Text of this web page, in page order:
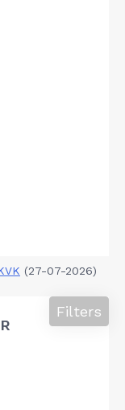
(27-07-2026)
Filters